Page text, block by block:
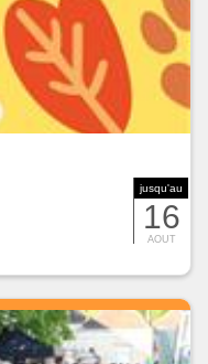
jusqu'au
16
AOUT